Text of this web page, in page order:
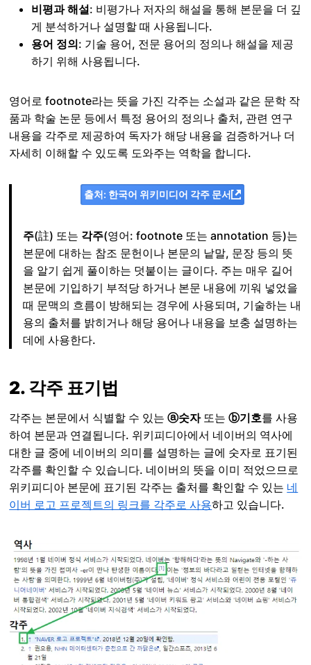
비평과 해설: 비평가나 저자의 해설을 통해 본문을 더 깊
게 분석하거나 설명할 때 사용됩니다.
용어 정의: 기술 용어, 전문 용어의 정의나 해설을 제공
하기 위해 사용됩니다.
영어로 footnote라는 뜻을 가진 각주는 소설과 같은 문학 작
품과 학술 논문 등에서 특정 용어의 정의나 출처, 관련 연구
내용을 각주로 제공하여 독자가 해당 내용을 검증하거나 더
자세히 이해할 수 있도록 도와주는 역학을 합니다.
출처: 한국어 위키미디어 각주 문서
주(註) 또는 각주(영어: footnote 또는 annotation 등)는
본문에 대하는 참조 문헌이나 본문의 낱말, 문장 등의 뜻
을 알기 쉽게 풀이하는 덧붙이는 글이다. 주는 매우 길어
본문에 기입하기 부적당 하거나 본문 내용에 끼워 넣었을
때 문맥의 흐름이 방해되는 경우에 사용되며, 기술하는 내
용의 출처를 밝히거나 해당 용어나 내용을 보충 설명하는
데에 사용한다.
2. 각주 표기법
각주는 본문에서 식별할 수 있는ⓐ숫자또는ⓑ기호를 사용
하여 본문과 연결됩니다. 위키피디아에서 네이버의 역사에
대한 글 중에 네이버의 의미를 설명하는 글에 숫자로 표기된
각주를 확인할 수 있습니다. 네이버의 뜻을 이미 적었으므로
위키피디아 본문에 표기된 각주는 출처를 확인할 수 있는 네
이버 로고 프로젝트의 링크를 각주로 사용하고 있습니다.